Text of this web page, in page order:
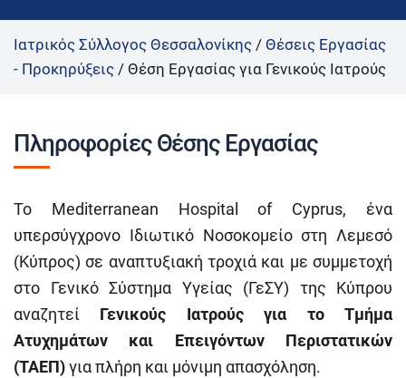
Ιατρικός Σύλλογος Θεσσαλονίκης / Θέσεις Εργασίας
- Προκηρύξεις / Θέση Εργασίας για Γενικούς Ιατρούς
Πληροφορίες Θέσης Εργασίας
Το Mediterranean Hospital of Cyprus, ένα
υπερσύγχρονο Ιδιωτικό Νοσοκομείο στη Λεμεσό
(Κύπρος) σε αναπτυξιακή τροχιά και με συμμετοχή
στο Γενικό Σύστημα Υγείας (ΓεΣΥ) της Κύπρου
αναζητεί Γενικούς
Ιατρούς για το Τμήμα
Ατυχημάτων και Επειγόντων Περιστατικών
(ΤΑΕΠ)για πλήρη και μόνιμη απασχόληση.